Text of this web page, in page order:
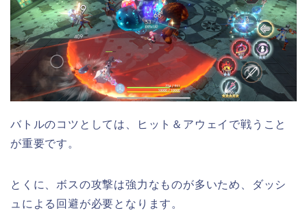
バトルのコツとしては、ヒット＆アウェイで戦うこと
が重要です。
とくに、ボスの攻撃は強力なものが多いため、ダッシ
ュによる回避が必要となります。